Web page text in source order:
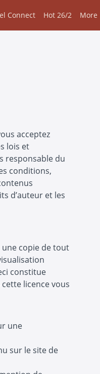
Connect Hot 26/2 More
acceptez
lois et
responsable du
conditions,
d’auteur et les
copie de tout
constitue
licence vous
une
sur le site de